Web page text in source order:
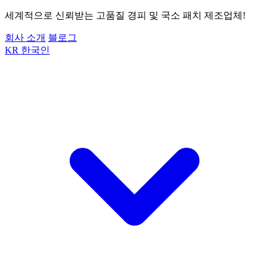
세계적으로 신뢰받는 고품질 경피 및 국소 패치 제조업체!
회사 소개 블로그
KR 한국인